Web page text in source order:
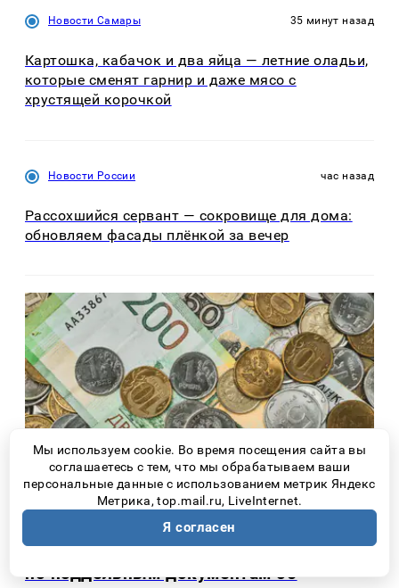
Новости Самары 35 минут назад
Картошка, кабачок и два яйца — летние оладьи,
которые сменят гарнир и даже мясо с
хрустящей корочкой
Новости России час назад
Рассохшийся сервант — сокровище для дома:
обновляем фасады плёнкой за вечер
Житель Самары 10 лет получал пенсию
по поддельным документам об
Мы используем cookie. Во время посещения сайта вы
соглашаетесь с тем, что мы обрабатываем ваши
персональные данные с использованием метрик Яндекс
Метрика, top.mail.ru, LiveInternet.
Я согласен